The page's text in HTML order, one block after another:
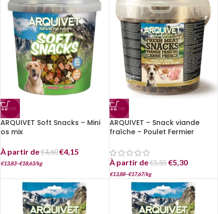
-10%
ARQUIVET Soft Snacks – Mini
os mix
À partir de€4,60€4,15
€13,83–€18,63/kg
-10%
ARQUIVET – Snack viande
fraîche – Poulet Fermier
À partir de€5,85 €5,30
€13,88–€17,67/kg